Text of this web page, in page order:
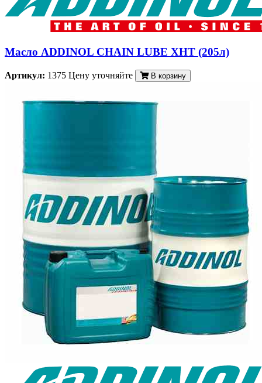
Масло ADDINOL CHAIN LUBE XHT (205л)
Артикул: 1375 Цену уточняйте В корзину